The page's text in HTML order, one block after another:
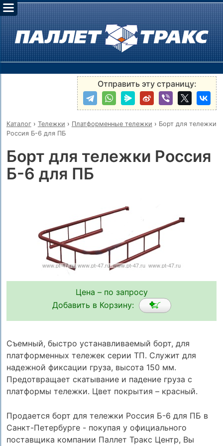
Отправить эту страницу:
Каталог› Тележки › Платформенные тележки › Борт для тележки
Россия Б-6 для ПБ
Борт для тележки Россия
Б-6 для ПБ
Цена – по запросу
Добавить в Корзину:
Съемный, быстро устанавливаемый борт, для
платформенных тележек серии ТП. Служит для
надежной фиксации груза, высота 150 мм.
Предотвращает скатывание и падение груза с
платформы тележки. Цвет покрытия – красный.
Продается борт для тележки Россия Б-6 для ПБ в
Санкт-Петербурге - покупая у официального
поставщика компании Паллет Тракс Центр, Вы